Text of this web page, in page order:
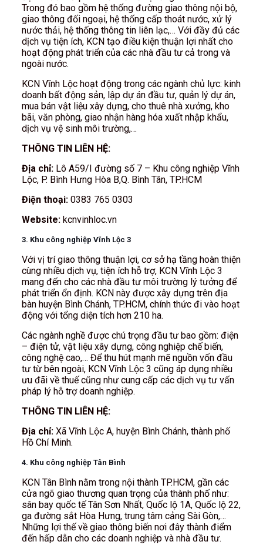
Trong đó bao gồm hệ thống đường giao thông nội bộ,
giao thông đối ngoại, hệ thống cấp thoát nước, xử lý
nước thải, hệ thống thông tin liên lạc,… Với đầy đủ các
dịch vụ tiện ích, KCN tạo điều kiện thuận lợi nhất cho
hoạt động phát triển của các nhà đầu tư cả trong và
ngoài nước.
KCN Vĩnh Lộc hoạt động trong các ngành chủ lực: kinh
doanh bất động sản, lập dự án đầu tư, quản lý dự án,
mua bán vật liệu xây dựng, cho thuê nhà xưởng, kho
bãi, văn phòng, giao nhận hàng hóa xuất nhập khẩu,
dịch vụ vệ sinh môi trường,…
THÔNG TIN LIÊN HỆ:
Địa chỉ:Lô A59/I đường số 7 – Khu công nghiệp Vĩnh
Lộc, P. Bình Hưng Hòa B,Q. Bình Tân, TP.HCM
Điện thoại:0383 765 0303
Website: kcnvinhloc.vn
3. Khu công nghiệp Vĩnh Lộc 3
Với vị trí giao thông thuận lợi, cơ sở hạ tầng hoàn thiện
cùng nhiều dịch vụ, tiện ích hỗ trợ, KCN Vĩnh Lộc 3
mang đến cho các nhà đầu tư môi trường lý tưởng để
phát triển ổn định. KCN này được xây dựng trên địa
bàn huyện Bình Chánh, TP.HCM, chính thức đi vào hoạt
động với tổng diện tích hơn 210 ha.
Các ngành nghề được chú trọng đầu tư bao gồm: điện
– điện tử, vật liệu xây dựng, công nghiệp chế biến,
công nghệ cao,… Để thu hút mạnh mẽ nguồn vốn đầu
tư từ bên ngoài, KCN Vĩnh Lộc 3 cũng áp dụng nhiều
ưu đãi về thuế cũng như cung cấp các dịch vụ tư vấn
pháp lý hỗ trợ doanh nghiệp.
THÔNG TIN LIÊN HỆ:
Địa chỉ:Xã Vĩnh Lộc A, huyện Bình Chánh, thành phố
Hồ Chí Minh.
4. Khu công nghiệp Tân Bình
KCN Tân Bình nằm trong nội thành TP.HCM, gần các
cửa ngõ giao thương quan trọng của thành phố như:
sân bay quốc tế Tân Sơn Nhất, Quốc lộ 1A, Quốc lộ 22,
ga đường sắt Hòa Hưng, trung tâm cảng Sài Gòn,…
Những lợi thế về giao thông biến nơi đây thành điểm
đến hấp dẫn cho các doanh nghiệp và nhà đầu tư.